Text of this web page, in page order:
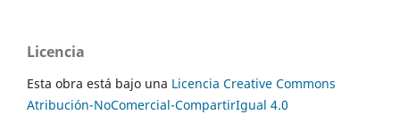
Licencia
Esta obra está bajo una Licencia Creative Commons
Atribución-NoComercial-CompartirIgual 4.0